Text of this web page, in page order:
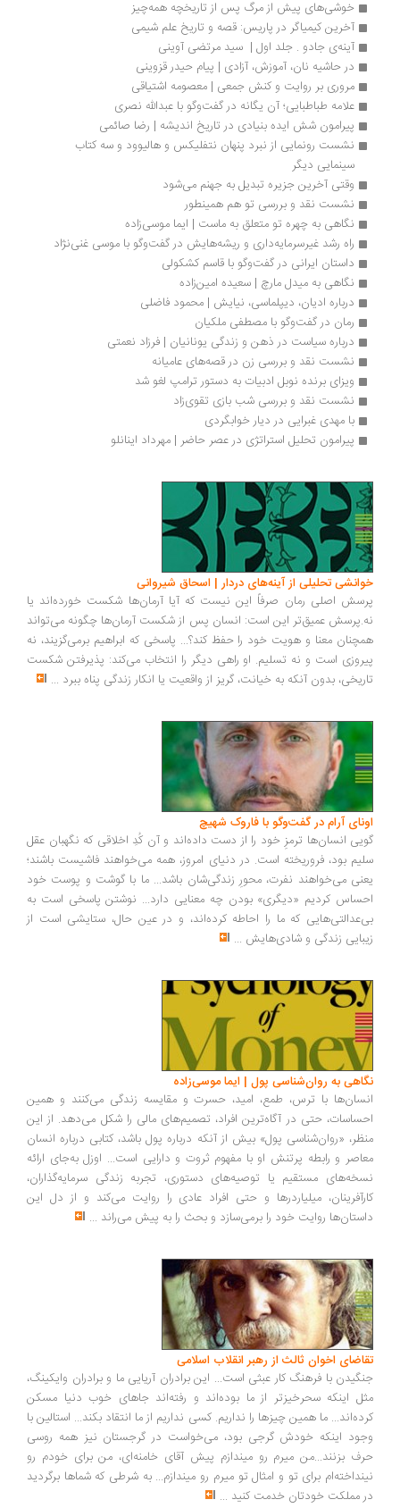
خوشی‌های پیش از مرگ پس از تاریخچه‌ همه‌چیز
آخرین کیمیاگر در پاریس: قصه و تاریخ علم شیمی
آینه‌ی جادو . جلد اول |  سید مرتضی آوینی
در حاشیه نان، آموزش، آزادی | پیام حیدر قزوینی
مروری بر روایت و کنش جمعی | معصومه اشتیاقی
علامه طباطبایی؛ آن یگانه در گفت‌وگو با عبدالله نصری
پیرامون شش ایده بنیادی در تاریخ اندیشه | رضا صائمی
نشست رونمایی از نبرد پنهان نتفلیکس و هالیوود و سه کتاب
سینمایی دیگر
وقتی آخرین جزیره تبدیل به جهنم می‌شود
نشست نقد و بررسی تو هم همینطور
نگاهی به چهره تو متعلق به ماست | ایما موسی‌زاده
راه رشد غیرسرمایه‌داری و ریشه‌هایش در گفت‌وگو با موسی غنی‌نژاد
داستان ایرانی در گفت‌وگو با قاسم کشکولی
نگاهی به میدل مارچ | سعیده امین‌زاده
درباره ادیان، دیپلماسی، نیایش | محمود فاضلی
رمان در گفت‌وگو با مصطفی ملکیان
درباره سیاست در ذهن و زندگی یونانیان | فرزاد نعمتی
نشست نقد و بررسی زن در قصه‌های عامیانه
ویزای برنده نوبل ادبیات به دستور ترامپ لغو شد
نشست نقد و بررسی شب بازی تقوی‌زاد
با مهدی غبرایی در دیار خوابگردی
پیرامون تحلیل استراتژی در عصر حاضر | مهرداد اینانلو
تحلیلی از آینه‌های دردار | اسحاق شیروانی
اصلی رمان صرفاً این نیست که آیا آرمان‌ها شکست خورده‌اند یا
عمیق‌تر این است: انسان پس از شکست آرمان‌ها چگونه می‌تواند
معنا و هویت خود را حفظ کند؟... پاسخی که ابراهیم برمی‌گزیند، نه
است و نه تسلیم. او راهی دیگر را انتخاب می‌کند: پذیرفتن شکست
بدون آنکه به خیانت، گریز از واقعیت یا انکار زندگی پناه ببرد...
آرام در گفت‌وگو با فاروک شهیچ‭
انسان‌ها ترمزِ خود را از دست داده‌اند و آن کُدِ اخلاقی که نگهبان عقل
بود، فروریخته است. در دنیای امروز، همه می‌خواهند فاشیست باشند؛
می‌خواهند نفرت، محورِ زندگی‌شان باشد... ما با گوشت و پوست خود
کردیم «دیگری» بودن چه معنایی دارد... نوشتن پاسخی است به
که ما را احاطه کرده‌اند، و در عین حال، ستایشی است از
زندگی و شادی‌هایش...
به روان‌شناسی پول | ایما موسی‌زاده
با ترس، طمع، امید، حسرت و مقایسه زندگی می‌کنند و همین
حتی در آگاه‌ترین افراد، تصمیم‌های مالی را شکل می‌دهد. از این
«روان‌شناسی پول» بیش از آنکه درباره پول باشد، کتابی درباره انسان
و رابطه پرتنش او با مفهوم ثروت و دارایی است... اوزل به‌جای ارائه
مستقیم یا توصیه‌های دستوری، تجربه زندگی سرمایه‌گذاران،
میلیاردرها و حتی افراد عادی را روایت می‌کند و از دل این
روایت خود را برمی‌سازد و بحث را به پیش می‌راند ...
اخوان ثالث از رهبر انقلاب اسلامی
با فرهنگ کار عبثی است... این برادران آریایی ما و برادران وایکینگ،
اینکه سحرخیزتر از ما بوده‌اند و رفته‌اند جاهای خوب دنیا مسکن
ما همین چیزها را نداریم. کسی نداریم از ما انتقاد بکند... استالین با
اینکه خودش گرجی بود، می‌خواست در گرجستان نیز همه روسی
بزنند...من میرم رو میندازم پیش آقای خامنه‌ای، من برای خودم رو
برای تو و امثال تو میرم رو میندازم... به شرطی که شماها برگردید
مملکت خودتان خدمت کنید...